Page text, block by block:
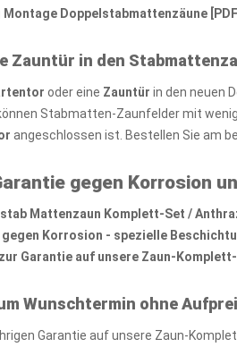
Doppelstabmattenzäune [PDF]
Zauntür in den
oder eine Zauntür in den neuen
Stabmatten-Zaunfelder mit
angeschlossen ist. Bestellen Sie am
gegen Korrosion
Mattenzaun Komplett-Set /
Korrosion - spezielle
Garantie auf unsere Zaun-
Wunschtermin ohne
Garantie auf unsere Zaun-